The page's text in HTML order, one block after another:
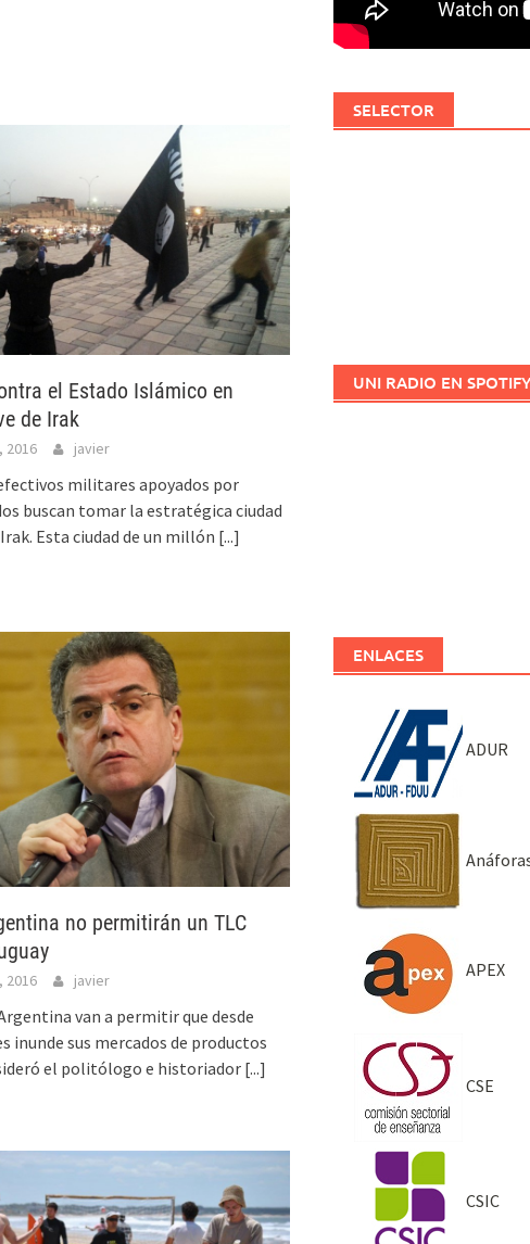
el Estado Islámico en
de Irak
2016 javier
militares apoyados por
buscan tomar la estratégica ciudad
Esta ciudad de un millón [...]
no permitirán un TLC
2016 javier
van a permitir que desde
inunde sus mercados de productos
el politólogo e historiador [...]
SELECTOR
UNI RADIO EN SPOTIFY
ENLACES
ADUR
APEX
CSE
CSIC